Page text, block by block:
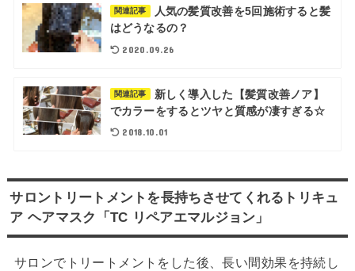
関連記事
人気の髪質改善を5回施術すると髪
はどうなるの？
2020.09.26
関連記事
新しく導入した【髪質改善ノア】
でカラーをするとツヤと質感が凄すぎる☆
2018.10.01
サロントリートメントを長持ちさせてくれるトリキュ
ア ヘアマスク「TC リペアエマルジョン」
サロンでトリートメントをした後、長い間効果を持続し